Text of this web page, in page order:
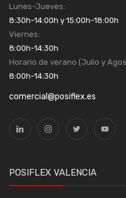
Lunes-Jueves:
8:30h-14:00h y 15:00h-18:00h
Viernes:
8:00h-14:30h
Horario de verano (Julio y
8:00h-14:30h
comercial@posiflex.es
POSIFLEX VALENCIA